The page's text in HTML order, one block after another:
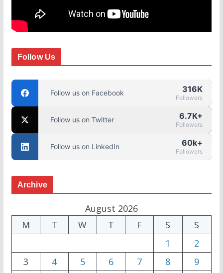
Follow Us
Follow us on Facebook 316K
Followers
Follow us on Twitter 6.7K+
Followers
Follow us on LinkedIn 60k+
Followers
Archive
August 2026
M
T W T F S
S
1
2
3
4 5 6 7 8
9